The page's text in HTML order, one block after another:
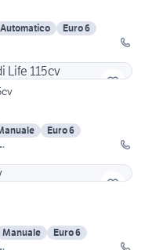
Automatico
Euro 6
Euro 6
Manuale
Euro 6